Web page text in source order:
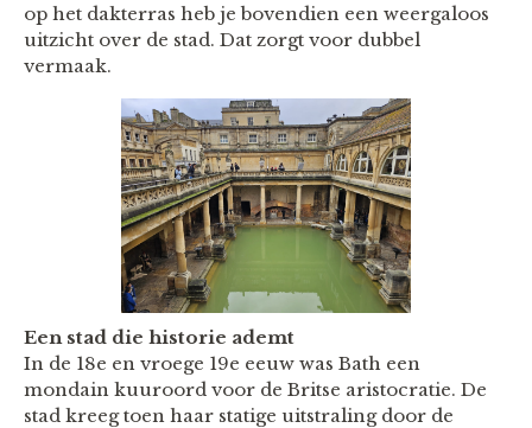
op het dakterras heb je bovendien een weergaloos
uitzicht over de stad. Dat zorgt voor dubbel
vermaak.
Een stad die historie ademt
In de 18e en vroege 19e eeuw was Bath een
mondain kuuroord voor de Britse aristocratie. De
stad kreeg toen haar statige uitstraling door de